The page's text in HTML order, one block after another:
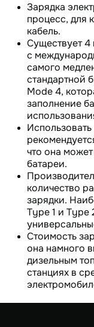
Зарядка
процесс, для
кабель.
Существует 4
с
самого
стандартной
Mode 4,
заполнение
что она
батареи.
количество
зарядки.
Type 1 и Type
Стоимость
она намного
дизельным
станциях в